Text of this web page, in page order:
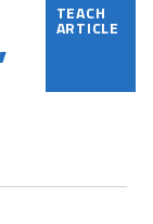
TEACH
ARTICLE